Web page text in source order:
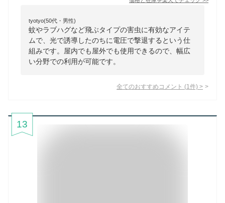
tyotyo(50代・男性)
蚊やラブハグなど飛ぶタイプの害虫に有効なアイテ
ムで、光で誘導したのちに電圧で撃退するという仕
組みです。屋内でも屋外でも使用できるので、幅広
い分野での利用が可能です。
全てのおすすめコメント (1 件) >
13